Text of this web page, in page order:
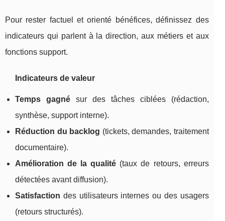
Pour rester factuel et orienté bénéfices, définissez des
indicateurs qui parlent à la direction, aux métiers et aux
fonctions support.
Indicateurs de valeur
Temps gagnésur des tâches ciblées (rédaction,
synthèse, support interne).
Réduction du backlog (tickets, demandes, traitement
documentaire).
Amélioration de la qualité (taux de retours, erreurs
détectées avant diffusion).
Satisfaction des utilisateurs internes ou des usagers
(retours structurés).